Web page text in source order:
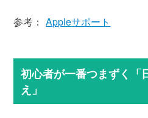
参考： Appleサポート
初心者が一番つまずく「
え」